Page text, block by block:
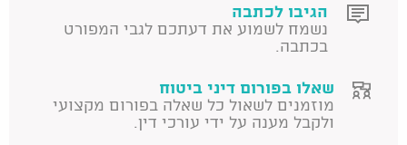
הגיבו לכתבה
נשמח לשמוע את דעתכם לגבי המפורט
בכתבה.
שאלו בפורום דיני ביטוח
מוזמנים לשאול כל שאלה בפורום מקצועי
ולקבל מענה על ידי עורכי דין.